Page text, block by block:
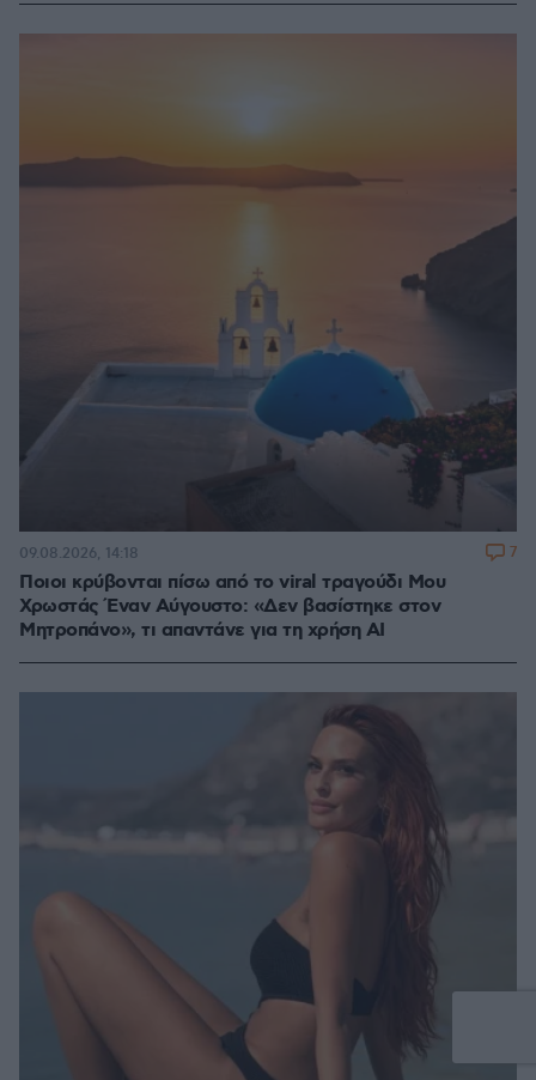
Ποιοι κρύβονται πίσω από το viral τραγούδι Μου
Χρωστάς Έναν Αύγουστο: «Δεν βασίστηκε στον
Μητροπάνο», τι απαντάνε για τη χρήση AI
09.08.2026, 14:18 7